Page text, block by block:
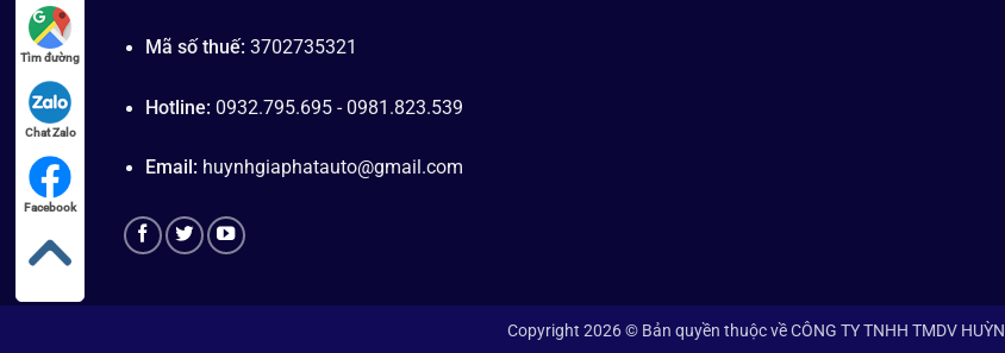
Mã số thuế:3702735321
Hotline: 0932.795.695 - 0981.823.539
Email: huynhgiaphatauto@gmail.com
Copyright 2026 © Bản quyền thuộc về CÔNG TY TNHH TMDV
Tìm đường
Chat Zalo
Facebook